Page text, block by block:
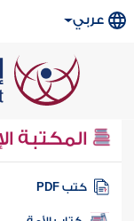
عربي
المكتبة
كتب PDF